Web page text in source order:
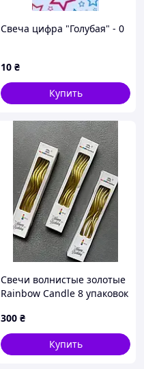
Свеча цифра "Голубая" - 0
10 ₴
Купить
Свечи волнистые золотые
Rainbow Candle 8 упаковок
спиральные для торта, с
держателями,
металлический блеск
300 ₴
Купить